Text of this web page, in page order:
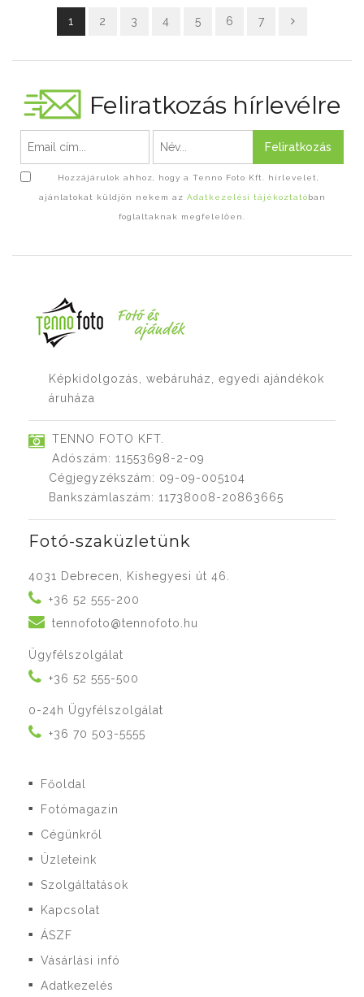
1 2 3 4 5 6 7
Feliratkozás hírlevélre
Feliratkozás
Hozzájárulok ahhoz, hogy a Tenno Foto Kft. hírlevelet,
ajánlatokat küldjön nekem az Adatkezelési tájékoztatóban
foglaltaknak megfelelően.
Képkidolgozás, webáruház, egyedi ajándékok
áruháza
TENNO FOTO KFT.
Adószám: 11553698-2-09
Cégjegyzékszám: 09-09-005104
Bankszámlaszám: 11738008-20863665
Fotó-szaküzletünk
4031 Debrecen, Kishegyesi út 46.
+36 52 555-200
tennofoto@tennofoto.hu
Ügyfélszolgálat
+36 52 555-500
0-24h Ügyfélszolgálat
+36 70 503-5555
■ Főoldal
■ Fotómagazin
■ Cégünkről
■ Üzleteink
■ Szolgáltatások
■ Kapcsolat
■ ÁSZF
■ Vásárlási infó
■ Adatkezelés